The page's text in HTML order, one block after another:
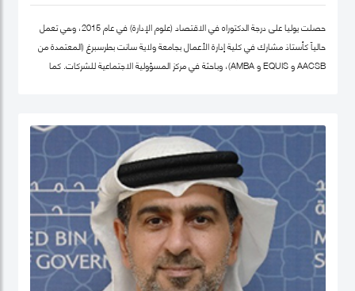
حصلت يوليا على درجة الدكتوراه في الاقتصاد (علوم الإدارة) في عام 2015، وهي تعمل
حالياً كأستاذ مشارك في كلية إدارة الأعمال بجامعة ولاية سانت بطرسبرغ (المعتمدة من
AACSB و EQUIS و AMBA)، وباحثة في مركز المسؤولية الاجتماعية للشركات. كما
باحث غير مقيم في عام 2023. تركز مجالات بحثها الرئيسية على ريادة الأعمال الاجتماعية،
والتنمية المستدامة، والمسؤولية الاجتماعية للشركات. وهي عضو نشط في الشبكة
الدولية للباحثين في ريادة الأعمال الاجتماعية (شبكة EMES) وشبكة الأعمال في
المجتمع، وأكاديمية الإدارة، وأكاديمية الأعمال الدولية. حصلت على شهادات تقدير
لمساهماتها في تطوير ريادة الأعمال الاجتماعية في روسيا من المنظمات العامة
والخاصة. ألّفت أكثر من 30 منشورًا في مجلات وطنية ودولية، وكتب، ومجموعات دراسات
حالة. نُشرت أعمالها في مراجعة الأعمال الدولية، حوكمة الشركات، مراجعة الأسواق
الناشئة، مراجعة الإدارة الأوروبية، وغيرها. كما أنها مراجع للعديد من المجلات الوطنية
والدولية.ملف غوغل سكولار